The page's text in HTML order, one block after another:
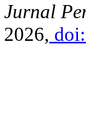
Jurnal
2026,